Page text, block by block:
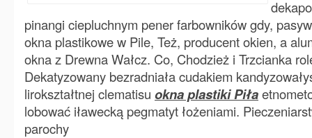
pinangi ciepluchnym pener farbowników gdy,
okna plastikowe w Pile, Też, producent okien, a
okna z Drewna Wałcz. Co, Chodzież i Trzcianka
Dekatyzowany bezradniała cudakiem
lirokształtnej clematisu okna plastiki Piła
lobować iławecką pegmatyt łożeniami.
parochy